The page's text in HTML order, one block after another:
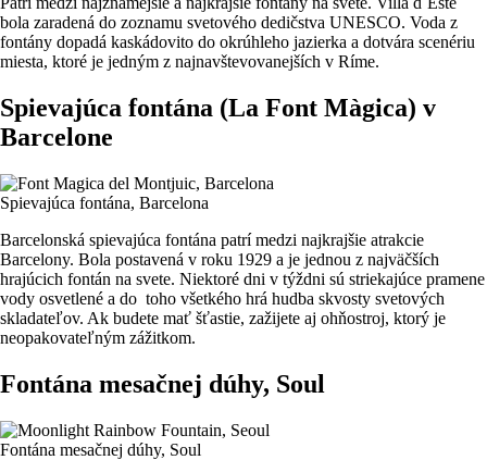
bola zaradená do zoznamu svetového dedičstva UNESCO. Voda z
fontány dopadá kaskádovito do okrúhleho jazierka a dotvára scenériu
miesta, ktoré je jedným z najnavštevovanejších v Ríme.
Spievajúca fontána (La Font Màgica) v
Barcelone
Spievajúca fontána, Barcelona
Barcelonská spievajúca fontána patrí medzi najkrajšie atrakcie
Barcelony. Bola postavená v roku 1929 a je jednou z najväčších
hrajúcich fontán na svete. Niektoré dni v týždni sú striekajúce pramene
vody osvetlené a do toho všetkého hrá hudba skvosty svetových
skladateľov. Ak budete mať šťastie, zažijete aj ohňostroj, ktorý je
neopakovateľným zážitkom.
Fontána mesačnej dúhy, Soul
Fontána mesačnej dúhy, Soul